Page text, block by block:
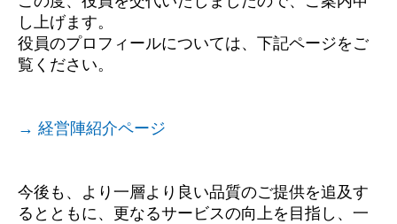
し上げます。
役員のプロフィールについては、下記ページをご
覧ください。
→ 経営陣紹介ページ
今後も、より一層より良い品質のご提供を追及す
るとともに、更なるサービスの向上を目指し、一